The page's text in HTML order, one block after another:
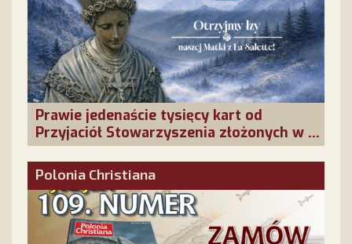
Prawie jedenaście tysięcy kart od
Przyjaciół Stowarzyszenia złożonych w La
Salette!
Polonia Christiana